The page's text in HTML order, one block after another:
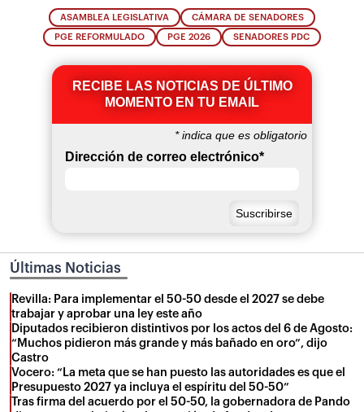
ASAMBLEA LEGISLATIVA CÁMARA DE SENADORES
PGE REFORMULADO PGE 2026 SENADORES PDC
RECIBE LAS NOTICIAS DE ÚLTIMO
MOMENTO EN TU EMAIL
*indica que es obligatorio
Dirección de correo electrónico*
Últimas Noticias
Revilla: Para implementar el 50-50 desde el 2027 se debe
trabajar y aprobar una ley este año
Diputados recibieron distintivos por los actos del 6 de Agosto:
“Muchos pidieron más grande y más bañado en oro”, dijo
Castro
Vocero: “La meta que se han puesto las autoridades es que el
Presupuesto 2027 ya incluya el espíritu del 50-50”
Tras firma del acuerdo por el 50-50, la gobernadora de Pando